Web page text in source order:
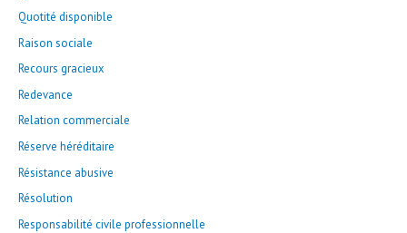
Quotité disponible
Raison sociale
Recours gracieux
Redevance
Relation commerciale
Réserve héréditaire
Résistance abusive
Résolution
Responsabilité civile professionnelle